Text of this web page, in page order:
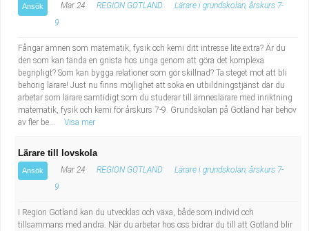
Ansök Mar 24 REGION GOTLAND
Lärare i grundskolan, årskurs 7-
9
Fångar ämnen som matematik, fysik och kemi ditt intresse lite extra? Är du
den som kan tända en gnista hos unga genom att göra det komplexa
begripligt? Som kan bygga relationer som gör skillnad? Ta steget mot att bli
behörig lärare! Just nu finns möjlighet att söka en utbildningstjänst där du
arbetar som lärare samtidigt som du studerar till ämneslärare med inriktning
matematik, fysik och kemi för årskurs 7-9. Grundskolan på Gotland har behov
av fler be...
Visa mer
Lärare till lovskola
Ansök Mar 24 REGION GOTLAND
Lärare i grundskolan, årskurs 7-
9
I Region Gotland kan du utvecklas och växa, både som individ och
tillsammans med andra. När du arbetar hos oss bidrar du till att Gotland blir